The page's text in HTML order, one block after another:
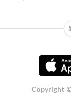
Copyright